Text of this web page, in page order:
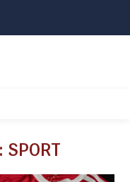
SPORT